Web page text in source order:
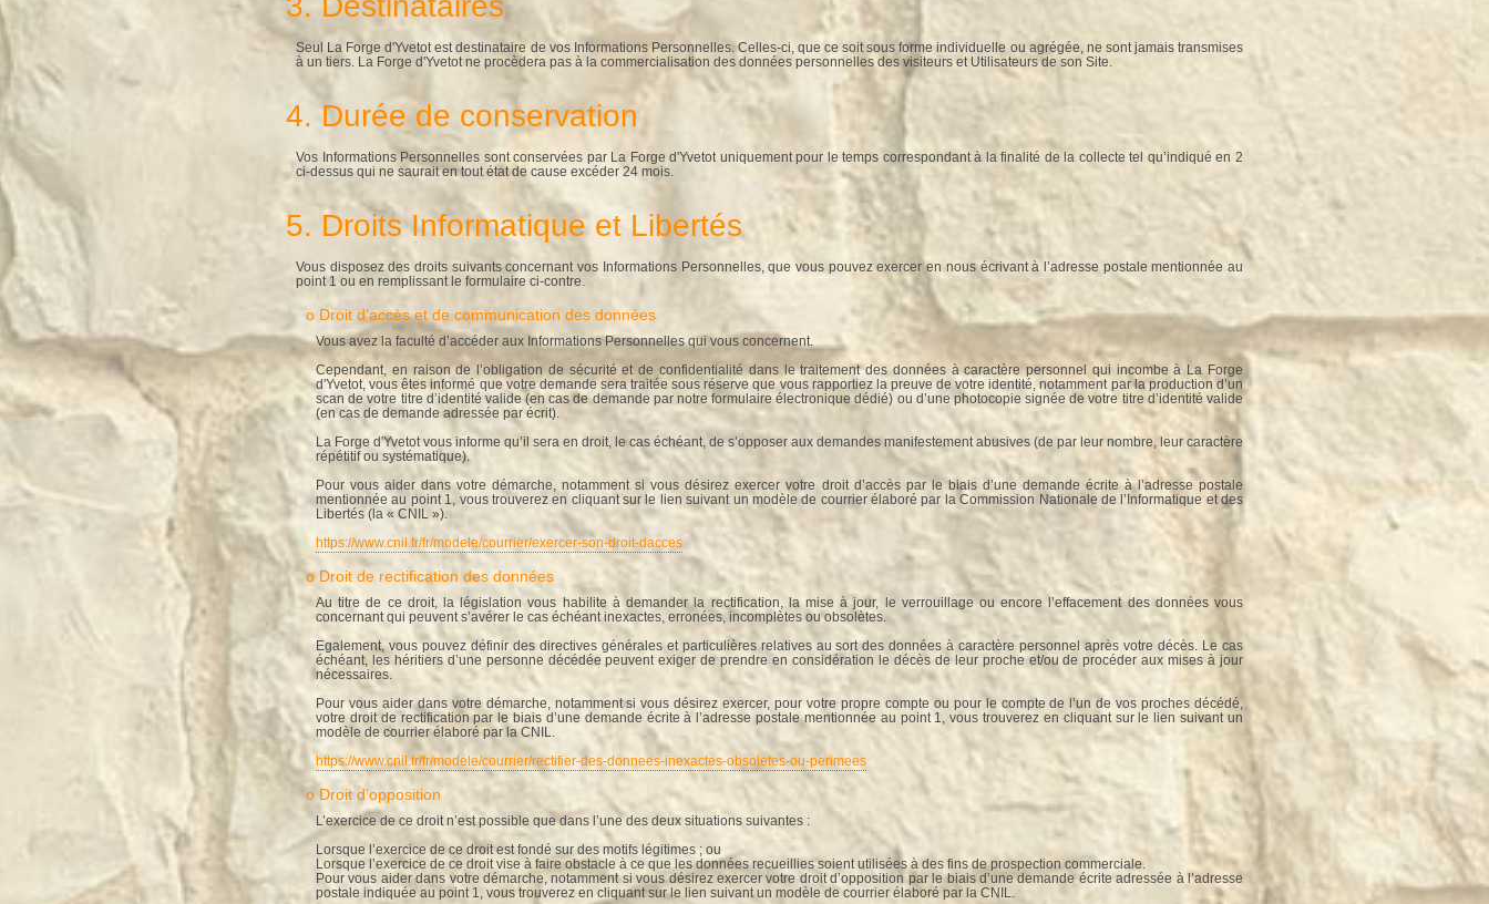
Seul La Forge d'Yvetot est destinataire de vos Informations Personnelles. Celles-ci, que ce soit sous forme individuelle ou agrégée, ne sont jamais transmises
à un tiers. La Forge d'Yvetot ne procèdera pas à la commercialisation des données personnelles des visiteurs et Utilisateurs de son Site.
4. Durée de conservation
Vos Informations Personnelles sont conservées par La Forge d'Yvetot uniquement pour le temps correspondant à la finalité de la collecte tel qu’indiqué en 2
ci-dessus qui ne saurait en tout état de cause excéder 24 mois.
5. Droits Informatique et Libertés
Vous disposez des droits suivants concernant vos Informations Personnelles, que vous pouvez exercer en nous écrivant à l’adresse postale mentionnée au
point 1 ou en remplissant le formulaire ci-contre.
o Droit d’accès et de communication des données
Vous avez la faculté d’accéder aux Informations Personnelles qui vous concernent.
Cependant, en raison de l’obligation de sécurité et de confidentialité dans le traitement des données à caractère personnel qui incombe à La Forge
d'Yvetot, vous êtes informé que votre demande sera traitée sous réserve que vous rapportiez la preuve de votre identité, notamment par la production d’un
scan de votre titre d’identité valide (en cas de demande par notre formulaire électronique dédié) ou d’une photocopie signée de votre titre d’identité valide
(en cas de demande adressée par écrit).
La Forge d'Yvetot vous informe qu’il sera en droit, le cas échéant, de s’opposer aux demandes manifestement abusives (de par leur nombre, leur caractère
répétitif ou systématique).
Pour vous aider dans votre démarche, notamment si vous désirez exercer votre droit d’accès par le biais d’une demande écrite à l’adresse postale
mentionnée au point 1, vous trouverez en cliquant sur le lien suivant un modèle de courrier élaboré par la Commission Nationale de l’Informatique et des
Libertés (la « CNIL »).
https://www.cnil.fr/fr/modele/courrier/exercer-son-droit-dacces
o Droit de rectification des données
Au titre de ce droit, la législation vous habilite à demander la rectification, la mise à jour, le verrouillage ou encore l’effacement des données vous
concernant qui peuvent s’avérer le cas échéant inexactes, erronées, incomplètes ou obsolètes.
Egalement, vous pouvez définir des directives générales et particulières relatives au sort des données à caractère personnel après votre décès. Le cas
échéant, les héritiers d’une personne décédée peuvent exiger de prendre en considération le décès de leur proche et/ou de procéder aux mises à jour
nécessaires.
Pour vous aider dans votre démarche, notamment si vous désirez exercer, pour votre propre compte ou pour le compte de l’un de vos proches décédé,
votre droit de rectification par le biais d’une demande écrite à l’adresse postale mentionnée au point 1, vous trouverez en cliquant sur le lien suivant un
modèle de courrier élaboré par la CNIL.
https://www.cnil.fr/fr/modele/courrier/rectifier-des-donnees-inexactes-obsoletes-ou-perimees
o Droit d’opposition
L’exercice de ce droit n’est possible que dans l’une des deux situations suivantes :
Lorsque l’exercice de ce droit est fondé sur des motifs légitimes ; ou
Lorsque l’exercice de ce droit vise à faire obstacle à ce que les données recueillies soient utilisées à des fins de prospection commerciale.
Pour vous aider dans votre démarche, notamment si vous désirez exercer votre droit d’opposition par le biais d’une demande écrite adressée à l’adresse
postale indiquée au point 1, vous trouverez en cliquant sur le lien suivant un modèle de courrier élaboré par la CNIL.